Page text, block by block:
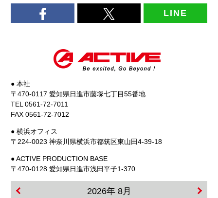
LINE
● 本社
〒470-0117 愛知県日進市藤塚七丁目55番地
TEL 0561-72-7011
FAX 0561-72-7012
● 横浜オフィス
〒224-0023 神奈川県横浜市都筑区東山田4-39-18
● ACTIVE PRODUCTION BASE
〒470-0128 愛知県日進市浅田平子1-370
2026年 8月